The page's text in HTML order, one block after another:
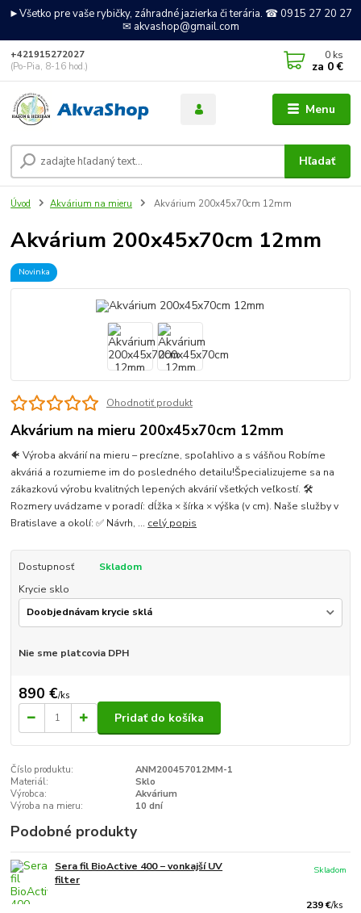
►Všetko pre vaše rybičky, záhradné jazierka či terária. ☎ 0915 27 20 27
✉ akvashop@gmail.com
Menu
Hľadať
+421915272027
(Po-Pia, 8-16 hod.)
0 ks
za 0 €
Úvod Akvárium na mieru Akvárium 200x45x70cm 12mm
Akvárium 200x45x70cm 12mm
Novinka
Ohodnotiť produkt
Akvárium na mieru 200x45x70cm 12mm
🐠 Výroba akvárií na mieru – precízne, spoľahlivo a s vášňou Robíme
akváriá a rozumieme im do posledného detailu!Špecializujeme sa na
zákazkovú výrobu kvalitných lepených akvárií všetkých veľkostí. 🛠
Rozmery uvádzame v poradí: dĺžka × šírka × výška (v cm). Naše služby v
Bratislave a okolí: ✅ Návrh, ... celý popis
Dostupnosť
Skladom
Krycie sklo
Nie sme platcovia DPH
890 €/ks
Pridať do košíka
Číslo produktu:
ANM200457012MM-1
Materiál:
Sklo
Výrobca:
Akvárium
Výroba na mieru:
10 dní
Podobné produkty
Sera fil BioActive 400 − vonkajší UV
filter
239 €/ks
Skladom